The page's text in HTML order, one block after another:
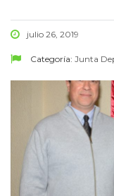
julio 26, 2019
Categoría: Junta